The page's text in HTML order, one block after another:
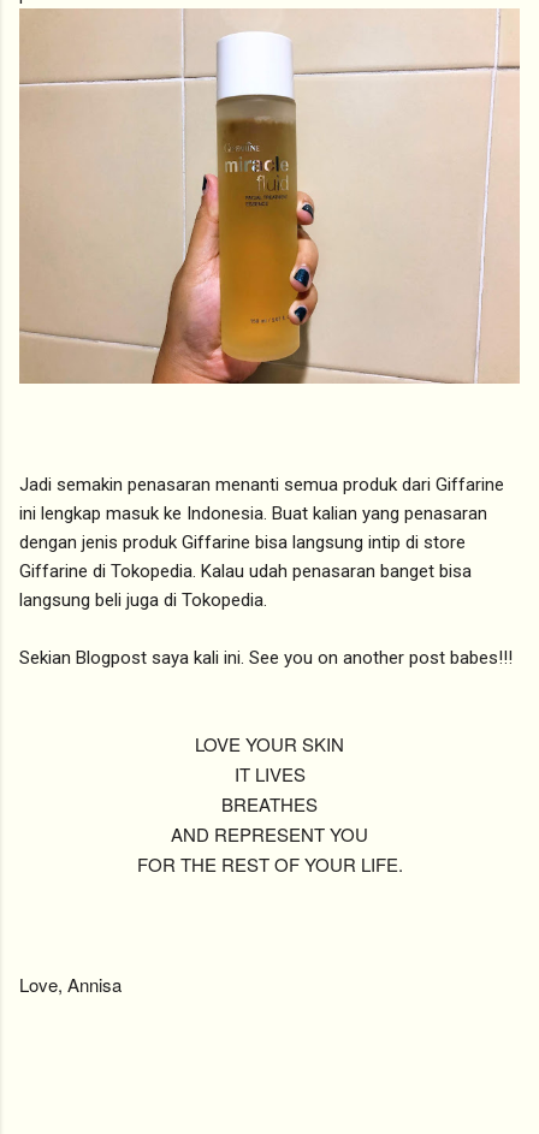
Jadi semakin penasaran menanti semua produk dari Giffarine
ini lengkap masuk ke Indonesia. Buat kalian yang penasaran
dengan jenis produk Giffarine bisa langsung intip di store
Giffarine di Tokopedia. Kalau udah penasaran banget bisa
langsung beli juga di Tokopedia.
Sekian Blogpost saya kali ini. See you on another post babes!!!
LOVE YOUR SKIN
IT LIVES
BREATHES
AND REPRESENT YOU
FOR THE REST OF YOUR LIFE.
Love, Annisa